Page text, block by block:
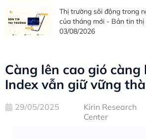
Càng lên cao gió càng
Index vẫn giữ vững
29/05/2025
Kirin Research
Center
Thị trường sôi động trong
của tháng mới - Bản tin
03/08/2026